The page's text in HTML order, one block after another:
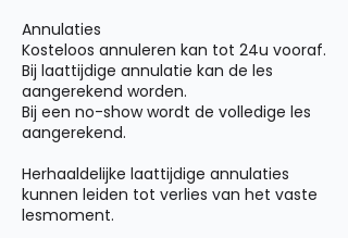
Annulaties
Kosteloos annuleren kan tot 24u vooraf.
Bij laattijdige annulatie kan de les
aangerekend worden.
Bij een no-show wordt de volledige les
aangerekend.
Herhaaldelijke laattijdige annulaties
kunnen leiden tot verlies van het vaste
lesmoment.